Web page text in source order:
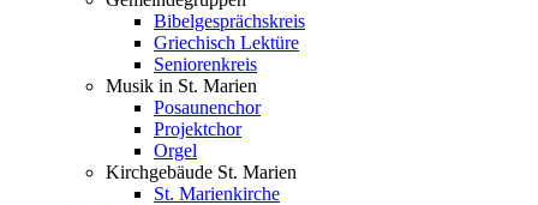
Bibelgesprächskreis
Griechisch Lektüre
Seniorenkreis
Musik in St. Marien
Posaunenchor
Projektchor
Orgel
Kirchgebäude St. Marien
St. Marienkirche